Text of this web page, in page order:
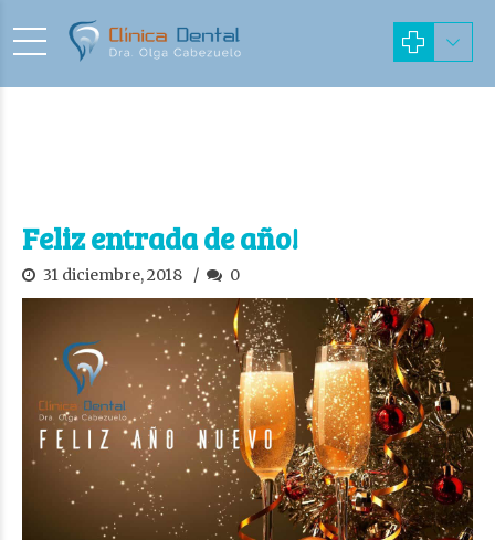
Feliz entrada de año!
31 diciembre, 2018 0